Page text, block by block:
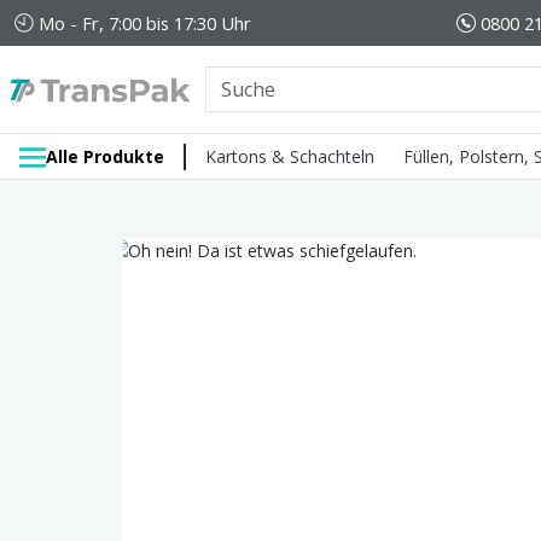
Mo - Fr, 7:00 bis 17:30 Uhr 0800
Alle Produkte Kartons & Schachteln Füllen, Polstern,